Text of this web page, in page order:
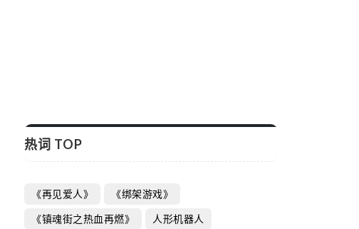
热词 TOP
《再见爱人》 《绑架游戏》
《镇魂街之热血再燃》 人形机器人